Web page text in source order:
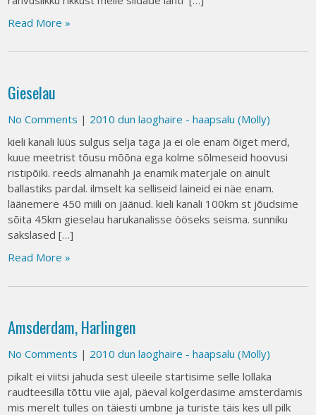
Read More »
Gieselau
No Comments | 2010 dun laoghaire - haapsalu (Molly)
kieli kanali lüüs sulgus selja taga ja ei ole enam õiget merd,
kuue meetrist tõusu mõõna ega kolme sõlmeseid hoovusi
ristipõiki. reeds almanahh ja enamik materjale on ainult
ballastiks pardal. ilmselt ka selliseid laineid ei näe enam.
läänemere 450 miili on jäänud. kieli kanali 100km st jõudsime
sõita 45km gieselau harukanalisse ööseks seisma. sunniku
sakslased […]
Read More »
Amsderdam, Harlingen
No Comments | 2010 dun laoghaire - haapsalu (Molly)
pikalt ei viitsi jahuda sest üleeile startisime selle lollaka
raudteesilla tõttu viie ajal, päeval kolgerdasime amsterdamis
mis merelt tulles on täiesti umbne ja turiste täis kes ull pilk